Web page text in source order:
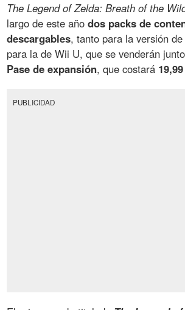
The Legend of Zelda: Breath of the
largo de este añodos packs de
descargables, tanto para la versión
para la de Wii U, que se venderán
Pase de expansión, que costará
PUBLICIDAD